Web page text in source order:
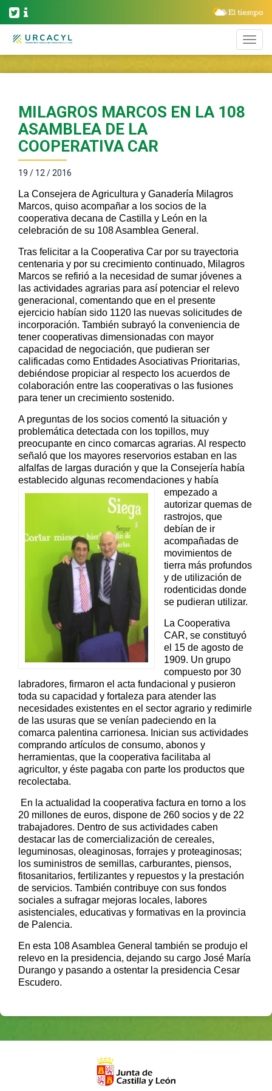
MILAGROS MARCOS EN LA 108
ASAMBLEA DE LA
COOPERATIVA CAR
19 / 12 / 2016
La Consejera de Agricultura y Ganadería Milagros
Marcos, quiso acompañar a los socios de la
cooperativa decana de Castilla y León en la
celebración de su 108 Asamblea General.
Tras felicitar a la Cooperativa Car por su trayectoria
centenaria y por su crecimiento continuado, Milagros
Marcos se refirió a la necesidad de sumar jóvenes a
las actividades agrarias para así potenciar el relevo
generacional, comentando que en el presente
ejercicio habían sido 1120 las nuevas solicitudes de
incorporación. También subrayó la conveniencia de
tener cooperativas dimensionadas con mayor
capacidad de negociación, que pudieran ser
calificadas como Entidades Asociativas Prioritarias,
debiéndose propiciar al respecto los acuerdos de
colaboración entre las cooperativas o las fusiones
para tener un crecimiento sostenido.
A preguntas de los socios comentó la situación y
problemática detectada con los topillos, muy
preocupante en cinco comarcas agrarias. Al respecto
señaló que los mayores reservorios estaban en las
alfalfas de largas duración y que la Consejería había
establecido algunas recomendaciones y había
empezado a
autorizar quemas de
rastrojos, que
debían de ir
acompañadas de
movimientos de
tierra más profundos
y de utilización de
rodenticidas donde
se pudieran utilizar.
La Cooperativa
CAR, se constituyó
el 15 de agosto de
1909. Un grupo
compuesto por 30
labradores, firmaron el acta fundacional y pusieron
toda su capacidad y fortaleza para atender las
necesidades existentes en el sector agrario y redimirle
de las usuras que se venían padeciendo en la
comarca palentina carrionesa. Inician sus actividades
comprando artículos de consumo, abonos y
herramientas, que la cooperativa facilitaba al
agricultor, y éste pagaba con parte los productos que
recolectaba.
En la actualidad la cooperativa factura en torno a los
20 millones de euros, dispone de 260 socios y de 22
trabajadores. Dentro de sus actividades caben
destacar las de comercialización de cereales,
leguminosas, oleaginosas, forrajes y proteaginosas;
los suministros de semillas, carburantes, piensos,
fitosanitarios, fertilizantes y repuestos y la prestación
de servicios. También contribuye con sus fondos
sociales a sufragar mejoras locales, labores
asistenciales, educativas y formativas en la provincia
de Palencia.
En esta 108 Asamblea General también se produjo el
relevo en la presidencia, dejando su cargo José María
Durango y pasando a ostentar la presidencia Cesar
Escudero.